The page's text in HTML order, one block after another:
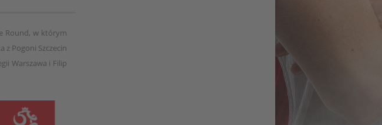
Round, w którym
z Pogoni Szczecin
Warszawa i Filip